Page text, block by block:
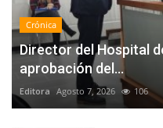
Crónica
Director del Hospital
aprobación del...
Editora Agosto 7, 2026 106